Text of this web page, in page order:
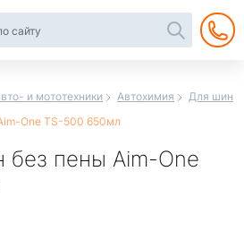
и мототехники Автохимия
Для шин
One TS-500 650мл
без пены Aim-One